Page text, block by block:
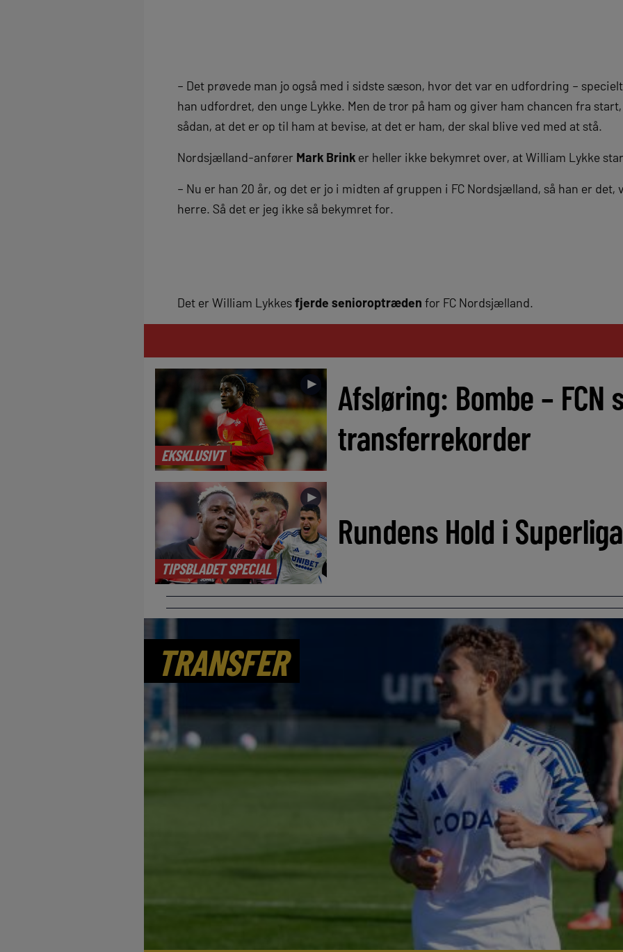
– Det prøvede man jo også med i sidste sæson, hvor det var en udfordring –
han udfordret, den unge Lykke. Men de tror på ham og giver ham chancen fra
sådan, at det er op til ham at bevise, at det er ham, der skal blive ved med at stå.
Nordsjælland-anfører Mark Brink er heller ikke bekymret over, at William Lykke
– Nu er han 20 år, og det er jo i midten af gruppen i FC Nordsjælland, så han er det,
herre. Så det er jeg ikke så bekymret for.
Det er William Lykkesfjerde senioroptræden for FC Nordsjælland.
EKSKLUSIVT
►
Afsløring: Bombe – FCN
transferrekorder
TIPSBLADET SPECIAL
►
Rundens Hold i
TRANSFER